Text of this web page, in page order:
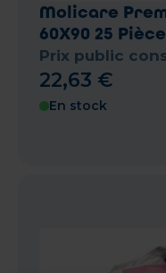
Molicare
60X90 25
Prix public
22,63 €
En stock